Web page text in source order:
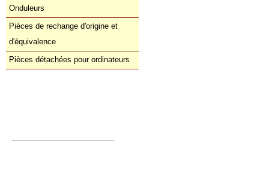
Onduleurs
Pièces de rechange d'origine et
d'équivalence
Pièces détachées pour ordinateurs